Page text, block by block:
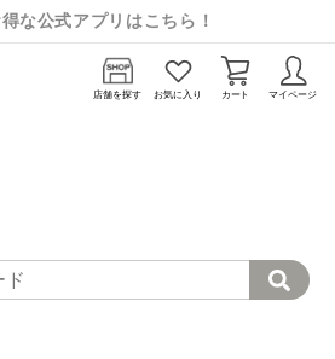
な公式アプリはこちら！
店舗を探す お気に入り カート マイページ